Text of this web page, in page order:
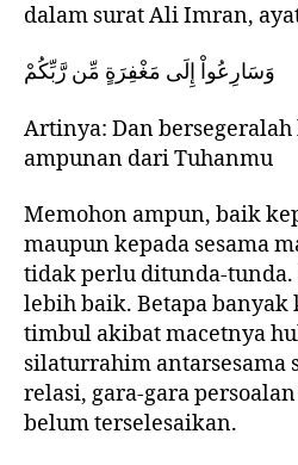
dalam surat Ali Imran,
وَسَارِعُواْ إِلَى مَغْفِرَةٍ مِّن رَّبِّكُمْ
Artinya: Dan
ampunan dari Tuhanmu
Memohon ampun, baik
maupun kepada sesama
tidak perlu ditunda-tunda.
lebih baik. Betapa banyak
timbul akibat macetnya
silaturrahim antarsesama
relasi, gara-gara
belum terselesaikan.